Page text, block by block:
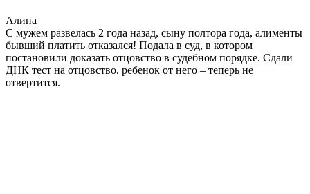
Алина
С мужем развелась 2 года назад, сыну полтора года, алименты
бывший платить отказался! Подала в суд, в котором
постановили доказать отцовство в судебном порядке. Сдали
ДНК тест на отцовство, ребенок от него – теперь не
отвертится.